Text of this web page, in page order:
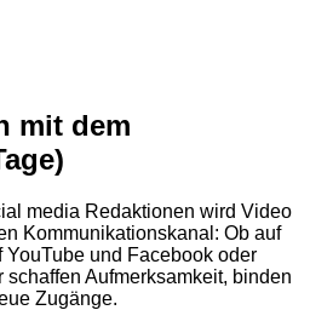
mit dem
media Redaktionen wird Video
Kommunikationskanal: Ob auf
und Facebook oder
schaffen Aufmerksamkeit, binden
Zugänge.